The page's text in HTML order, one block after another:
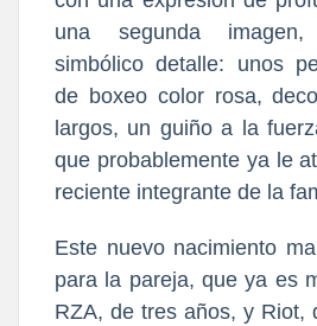
una segunda
simbólico detalle: unos
de boxeo color rosa,
largos, un guiño a la
que probablemente ya le
reciente integrante de la
Este nuevo nacimiento
para la pareja, que ya es
RZA, de tres años, y Riot,